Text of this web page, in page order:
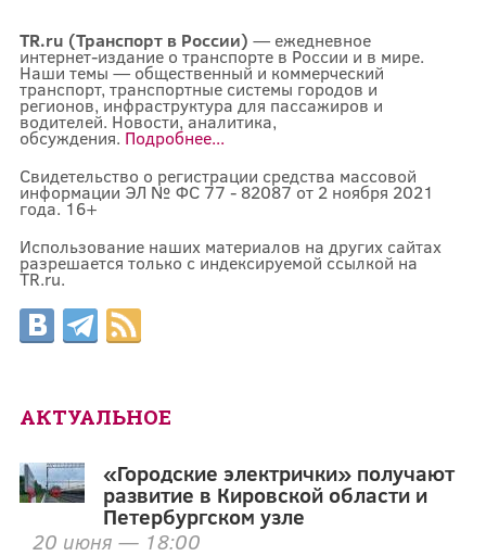
TR.ru (Транспорт в России) — ежедневное
интернет-издание о транспорте в России и в мире.
Наши темы — общественный и коммерческий
транспорт, транспортные системы городов и
регионов, инфраструктура для пассажиров и
водителей. Новости, аналитика,
обсуждения. Подробнее...
Свидетельство о регистрации средства массовой
информации ЭЛ № ФС 77 - 82087 от 2 ноября 2021
года. 16+
Использование наших материалов на других сайтах
разрешается только с индексируемой ссылкой на
TR.ru.
АКТУАЛЬНОЕ
«Городские электрички» получают
развитие в Кировской области и
Петербургском узле
20 июня — 18:00